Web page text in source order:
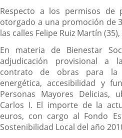
Respecto a los permisos de
otorgado a una promoción de
las calles Felipe Ruiz Martín
En materia de Bienestar
adjudicación provisional a
contrato de obras para la
energética, accesibilidad y
Personas Mayores Delicias,
Carlos I. El importe de la
euros, con cargo al Fondo
Sostenibilidad Local del año